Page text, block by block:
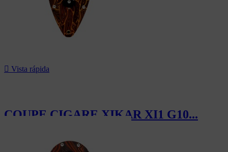
 Vista rápida
COUPE CIGARE XIKAR XI1 G10...